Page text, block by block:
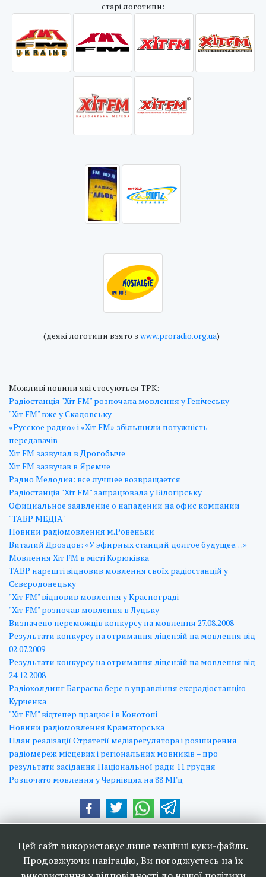
cтарі логотипи:
(деякі логотипи взято з www.proradio.org.ua)
Можливі новини які стосуються ТРК:
Радіостанція "Хіт FM" розпочала мовлення у Генічеську
"Хіт FM" вже у Скадовську
«Русское радио» і «Хіт FM» збільшили потужність
передавачів
Хіт FM зазвучал в Дрогобыче
Хіт FM зазвучав в Яремче
Радио Мелодия: все лучшее возвращается
Радіостанція "Хіт FM" запрацювала у Білогірську
Официальное заявление о нападении на офис компании
"ТАВР МЕДІА"
Новини радіомовлення м.Ровеньки
Виталий Дроздов: «У эфирных станций долгое будущее…»
Мовлення Хіт FM в місті Корюківка
ТАВР нарешті відновив мовлення своїх радіостанцій у
Сєвєродонецьку
"Хіт FM" відновив мовлення у Краснограді
"Хіт FM" розпочав мовлення в Луцьку
Визначено переможців конкурсу на мовлення 27.08.2008
Результати конкурсу на отримання ліцензій на мовлення вiд
02.07.2009
Результати конкурсу на отримання ліцензій на мовлення вiд
24.12.2008
Радіохолдинг Баграєва бере в управління ексрадіостанцію
Курченка
"Хіт FM" відтепер працює і в Конотопі
Новини радіомовлення Краматорська
План реалізації Стратегії медіарегулятора і розширення
радіомереж місцевих і регіональних мовників – про
результати засідання Національної ради 11 грудня
Розпочато мовлення у Чернівцях на 88 МГц
Цей сайт використовує лише технічні куки-файли.
Продовжуючи навігацію, Ви погоджуєтесь на їх